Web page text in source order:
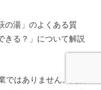
の湯」のよくある質
きる？」について解説
ではありません。閉店